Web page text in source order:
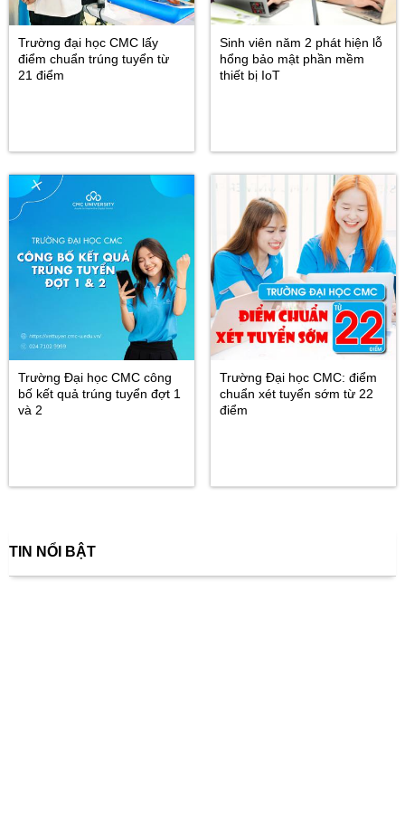
Trường đại học CMC lấy
điểm chuẩn trúng tuyển từ
21 điểm
Sinh viên năm 2 phát hiện lỗ
hổng bảo mật phần mềm
thiết bị IoT
Trường Đại học CMC công
bố kết quả trúng tuyển đợt 1
và 2
Trường Đại học CMC: điểm
chuẩn xét tuyển sớm từ 22
điểm
TIN NỔI BẬT